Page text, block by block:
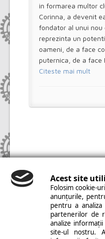
in formarea multor
Corinna, a devenit
fondator al unui nou
reprezinta un
oameni, de a face
puternica, de a face
Citeste mai mult
Reserved. |
Acest site
Folosim cookie-
anunțurile,
pentru a
partenerilor de
analize
site-ul nostru.